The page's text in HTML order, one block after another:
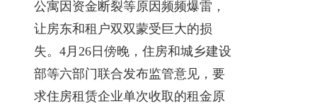
公寓因资金断裂等原因频频爆雷，
让房东和租户双双蒙受巨大的损
失。4月26日傍晚，住房和城乡建设
部等六部门联合发布监管意见，要
求住房租赁企业单次收取的租金原